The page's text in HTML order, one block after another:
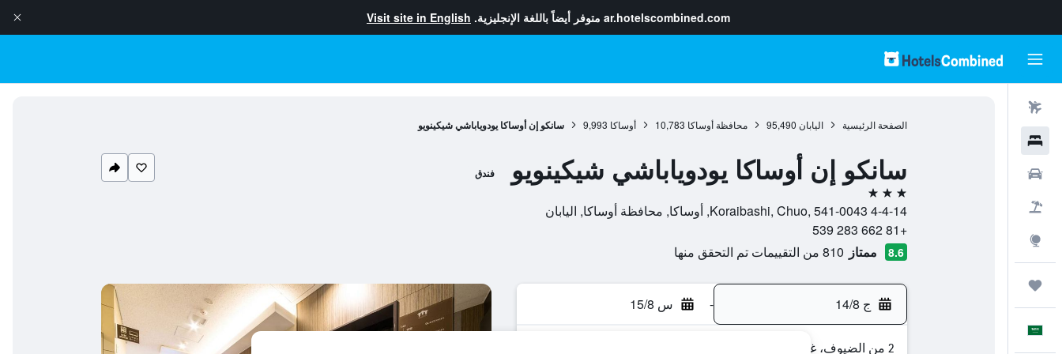
ar.hotelscombined.com متوفر أيضاً باللغة الإنجليزية. Visit site in English
الصفحة الرئيسية اليابان 95,490 محافظة أوساكا 10,783 أوساكا 9,993 سانكو إن أوساكا يودوياباشي شيكينويو
سانكو إن أوساكا يودوياباشي شيكينويو فندق
3 نجوم
4-4-14 Koraibashi, Chuo, 541-0043, أوساكا, محافظة أوساكا, اليابان
+81 662 283 539
8.6 ممتاز 810 من التقييمات تم التحقق منها
ج 14/8 - س 15/8
2 من الضيوف، غرفة واحدة